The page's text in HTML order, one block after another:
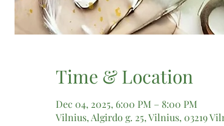
Time & Location
Dec 04, 2025, 6:00 PM – 8:00 PM
Vilnius, Algirdo g. 25, Vilnius, 03219